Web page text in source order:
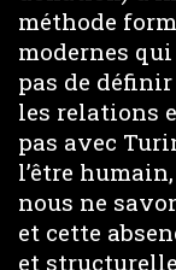
méthode
modernes
pas de
les relations
pas avec
l’être
nous ne
et cette
et